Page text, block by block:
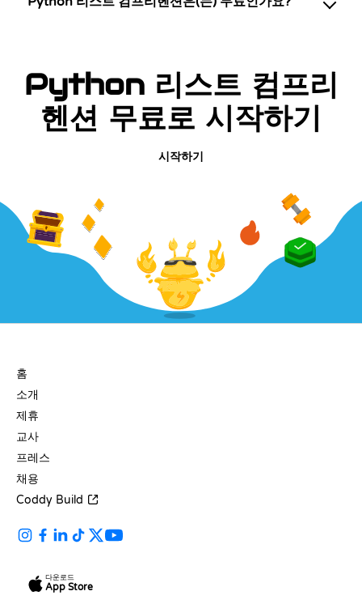
Python 리스트 컴프리
헨션 무료로 시작하기
시작하기
홈
소개
제휴
교사
프레스
채용
Coddy Build
다운로드
App Store